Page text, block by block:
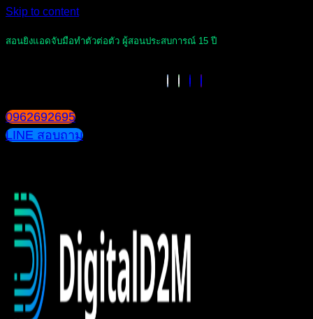
Skip to content
สอนยิงแอดจับมือทำตัวต่อตัว ผู้สอนประสบการณ์ 15 ปี
0962692695
LINE สอบถาม